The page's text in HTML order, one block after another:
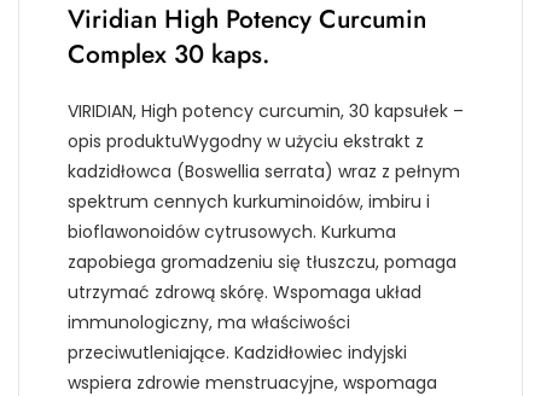
Viridian High Potency Curcumin
Complex 30 kaps.
VIRIDIAN, High potency curcumin, 30 kapsułek –
opis produktuWygodny w użyciu ekstrakt z
kadzidłowca (Boswellia serrata) wraz z pełnym
spektrum cennych kurkuminoidów, imbiru i
bioflawonoidów cytrusowych. Kurkuma
zapobiega gromadzeniu się tłuszczu, pomaga
utrzymać zdrową skórę. Wspomaga układ
immunologiczny, ma właściwości
przeciwutleniające. Kadzidłowiec indyjski
wspiera zdrowie menstruacyjne, wspomaga